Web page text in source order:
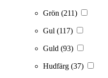
Grön (211)
Gul (117)
Guld (93)
Hudfärg (37)